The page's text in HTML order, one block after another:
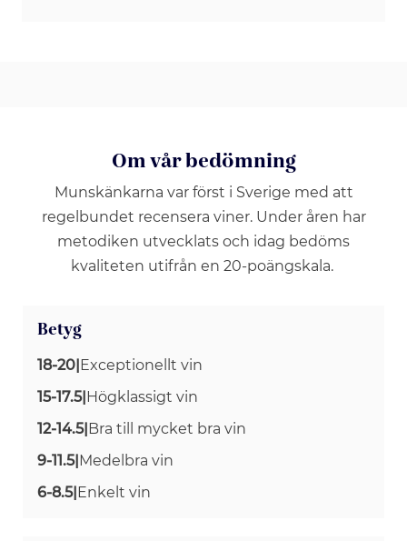
Om vår bedömning
Munskänkarna var först i Sverige med att
regelbundet recensera viner. Under åren har
metodiken utvecklats och idag bedöms
kvaliteten utifrån en 20-poängskala.
Betyg
18-20|Exceptionellt vin
15-17.5|Högklassigt vin
12-14.5|Bra till mycket bra vin
9-11.5|Medelbra vin
6-8.5|Enkelt vin